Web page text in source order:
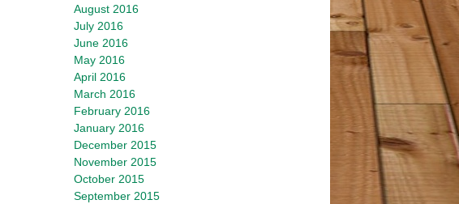
August 2016
July 2016
June 2016
May 2016
April 2016
March 2016
February 2016
January 2016
December 2015
November 2015
October 2015
September 2015